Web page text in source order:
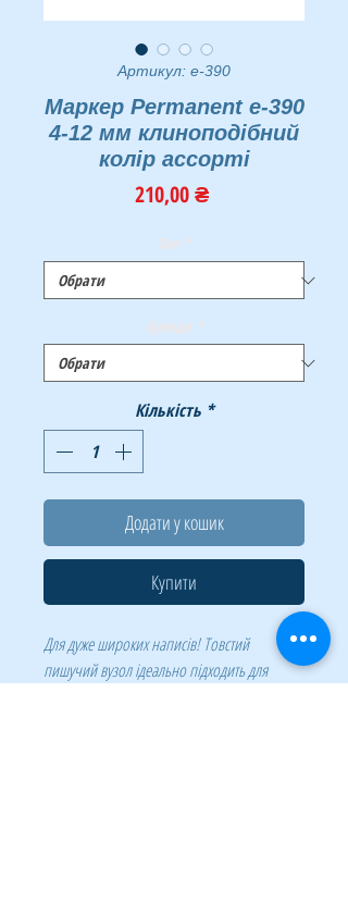
Артикул: e-390
Маркер Permanent e-390
4-12 мм клиноподібний
колір ассорті
210,00 ₴Ціна
Тип *
Бренди *
Кількість *
Додати у кошик
Купити
Для дуже широких написів! Товстий
пишучий вузол ідеально підходить для